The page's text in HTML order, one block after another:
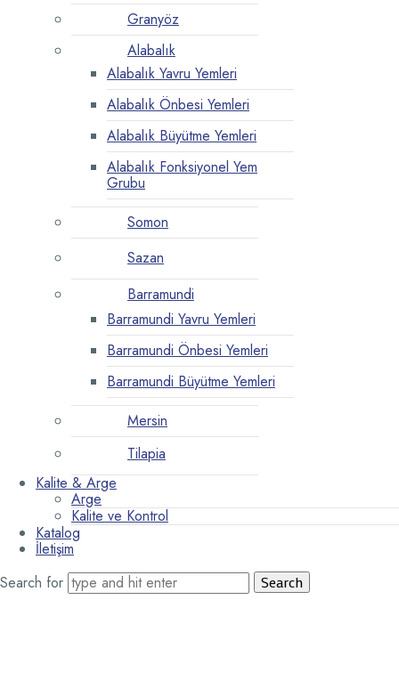
Granyöz
Alabalık
Alabalık Yavru Yemleri
Alabalık Önbesi Yemleri
Alabalık Büyütme Yemleri
Alabalık Fonksiyonel Yem
Grubu
Somon
Sazan
Barramundi
Barramundi Yavru Yemleri
Barramundi Önbesi Yemleri
Barramundi Büyütme Yemleri
Mersin
Tilapia
Kalite & Arge
Arge
Kalite ve Kontrol
Katalog
İletişim
Search for